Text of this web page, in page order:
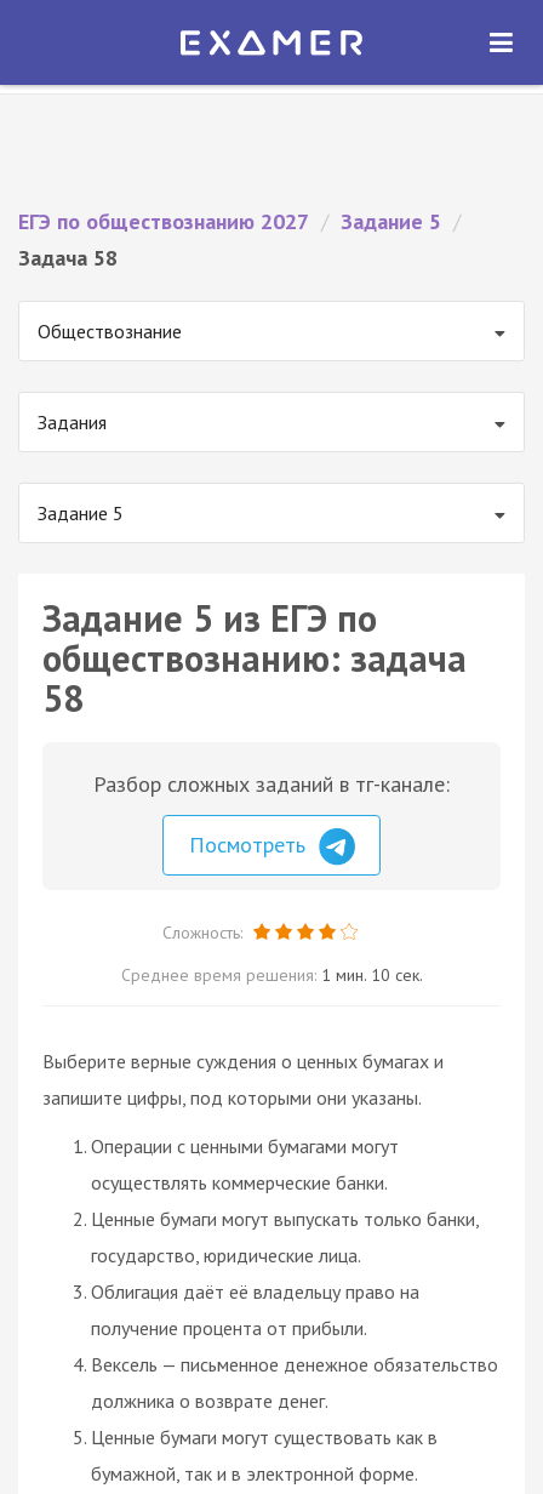
Экзамер — ЕГЭ 2027
ОТКРЫТЬ
ЕГЭ по обществознанию 2027 / Задание 5 /
Задача 58
Обществознание
Задания
Задание 5
Задание 5 из ЕГЭ по
обществознанию: задача
58
Разбор сложных заданий в тг-канале:
Посмотреть
Сложность:
Среднее время решения: 1 мин. 10 сек.
Выберите верные суждения о ценных бумагах и
запишите цифры, под которыми они указаны.
Операции с ценными бумагами могут
осуществлять коммерческие банки.
Ценные бумаги могут выпускать только банки,
государство, юридические лица.
Облигация даёт её владельцу право на
получение процента от прибыли.
Вексель — письменное денежное обязательство
должника о возврате денег.
Ценные бумаги могут существовать как в
бумажной, так и в электронной форме.